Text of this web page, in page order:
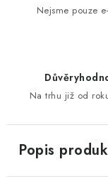
Nejsme pouze
Na trhu již od
Popis